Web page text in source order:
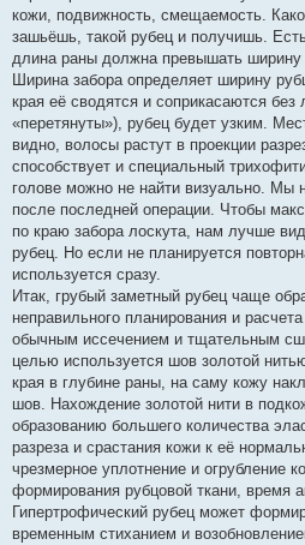
кожи, подвижность, смещаемость.
зашьёшь, такой рубец и получишь.
длина раны должна превышать ширину
Ширина забора определяет ширину
края её сводятся и соприкасаются без
«перетянуты»), рубец будет узким.
видно, волосы растут в проекции
способствует и специальный
голове можно не найти визуально. Мы
после последней операции. Чтобы
по краю забора лоскута, нам лучше
рубец. Но если не планируется
используется сразу.
Итак, грубый заметный рубец чаще
неправильного планирования и
обычным иссечением и тщательным
целью используется шов золотой
края в глубине раны, на саму кожу
шов. Нахождение золотой нити в
образованию большего количества
разреза и срастания кожи к её
чрезмерное уплотнение и огрубление
формирования рубцовой ткани, время
Гипертрофический рубец может
временным стиханием и